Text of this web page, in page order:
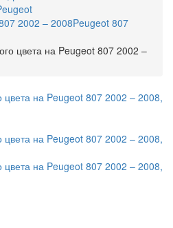
2002 – 2008Peugeot 807
цвета на Peugeot 807 2002 –